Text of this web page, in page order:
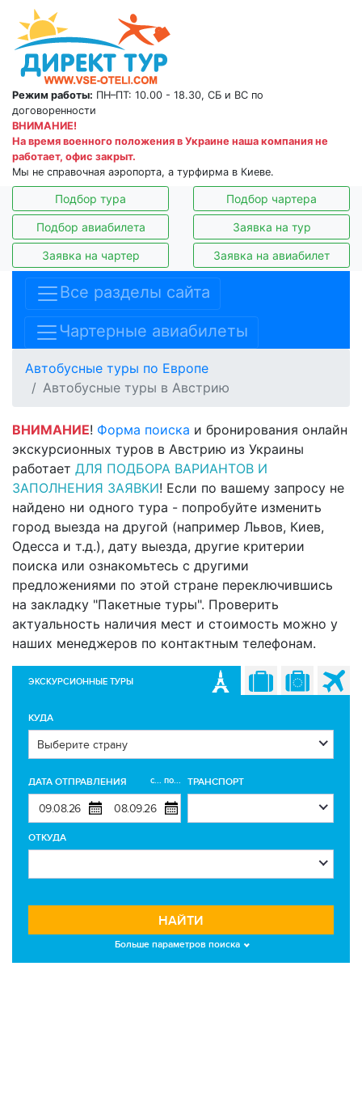
Режим работы: ПН–ПТ: 10.00 - 18.30, СБ и ВС по
договоренности
ВНИМАНИЕ!
На время военного положения в Украине наша компания не
работает, офис закрыт.
Мы не справочная аэропорта, а турфирма в Киеве.
Подбор тура Подбор чартера
Подбор авиабилета Заявка на тур
Заявка на чартер Заявка на авиабилет
Все разделы сайта
Чартерные авиабилеты
Автобусные туры по Европе
Автобусные туры в Австрию
ВНИМАНИЕ! Форма поиска и бронирования онлайн
экскурсионных туров в Австрию из Украины
работает ДЛЯ ПОДБОРА ВАРИАНТОВ И
ЗАПОЛНЕНИЯ ЗАЯВКИ! Если по вашему запросу не
найдено ни одного тура - попробуйте изменить
город выезда на другой (например Львов, Киев,
Одесса и т.д.), дату выезда, другие критерии
поиска или ознакомьтесь с другими
предложениями по этой стране переключившись
на закладку "Пакетные туры". Проверить
актуальность наличия мест и стоимость можно у
наших менеджеров по контактным телефонам.
ЭКСКУРСИОННЫЕ ТУРЫ
КУДА
ДАТА ОТПРАВЛЕНИЯ с... по... ТРАНСПОРТ
ОТКУДА
НАЙТИ
Больше параметров поиска